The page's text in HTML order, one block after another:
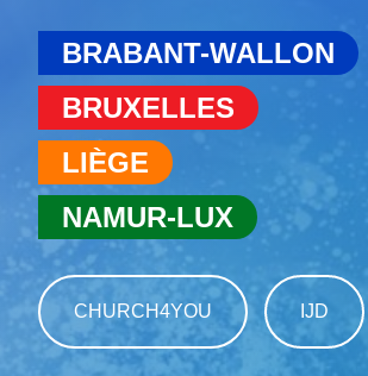
BRABANT-WALLON
BRUXELLES
LIÈGE
NAMUR-LUX
CHURCH4YOU IJD